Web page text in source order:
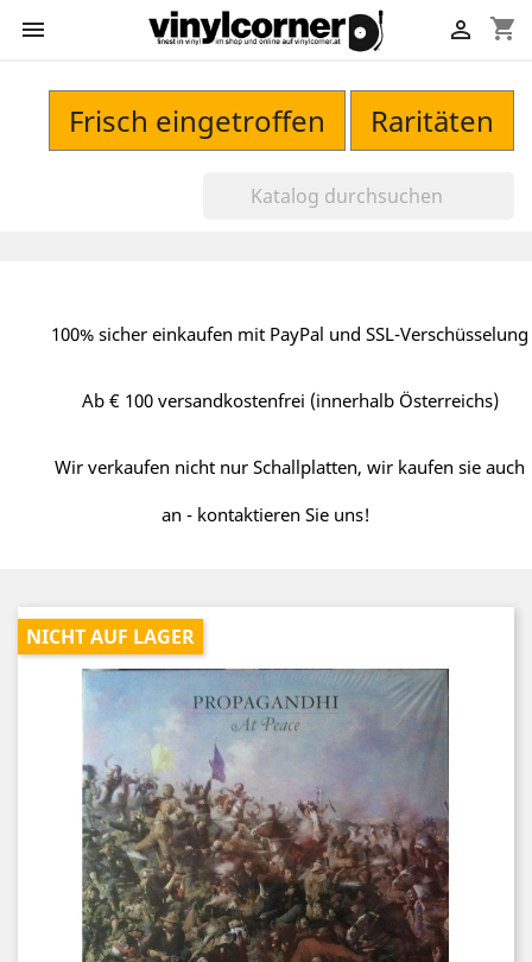
 shopping_cart

Frisch eingetroffen Raritäten
100% sicher einkaufen mit PayPal und SSL-Verschüsselung
Ab € 100 versandkostenfrei (innerhalb Österreichs)
Wir verkaufen nicht nur Schallplatten, wir kaufen sie auch
an - kontaktieren Sie uns!
NICHT AUF LAGER